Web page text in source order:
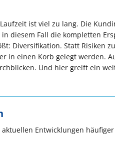
ist viel zu lang. Die
diesem Fall die kompletten
Diversifikation. Statt
in einen Korb gelegt werden.
Und hier greift ein
Entwicklungen